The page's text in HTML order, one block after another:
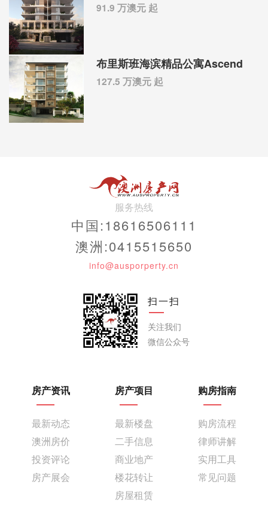
91.9 万澳元 起
布里斯班海滨精品公寓Ascend
127.5 万澳元 起
服务热线
中国:18616506111
澳洲:0415515650
info@ausporperty.cn
扫一扫
关注我们
微信公众号
房产资讯
最新动态
澳洲房价
投资评论
房产展会
房产项目
最新楼盘
二手信息
商业地产
楼花转让
房屋租赁
购房指南
购房流程
律师讲解
实用工具
常见问题